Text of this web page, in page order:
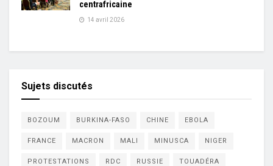
centrafricaine
14 avril 2026
Sujets discutés
BOZOUM BURKINA-FASO CHINE EBOLA
FRANCE MACRON MALI MINUSCA NIGER
PROTESTATIONS RDC RUSSIE TOUADÉRA